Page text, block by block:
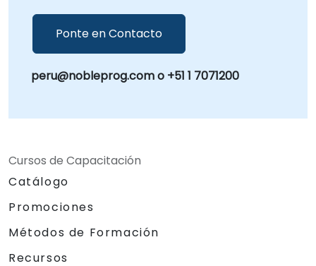
Ponte en Contacto
peru@nobleprog.com o +51 1 7071200
Cursos de Capacitación
Catálogo
Promociones
Métodos de Formación
Recursos